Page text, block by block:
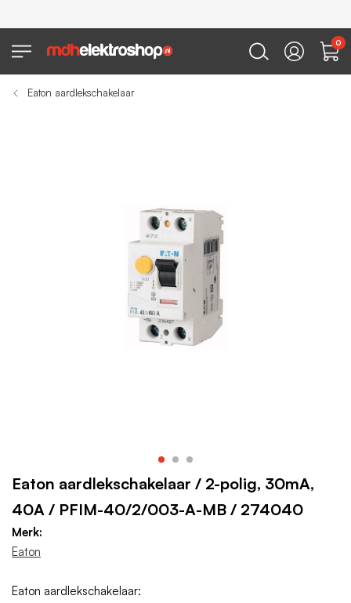
0
Eaton aardlekschakelaar
Eaton aardlekschakelaar / 2-polig, 30mA,
40A / PFIM-40/2/003-A-MB / 274040
Merk:
Eaton
Eaton aardlekschakelaar: